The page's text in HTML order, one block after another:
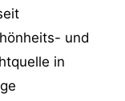
und
in